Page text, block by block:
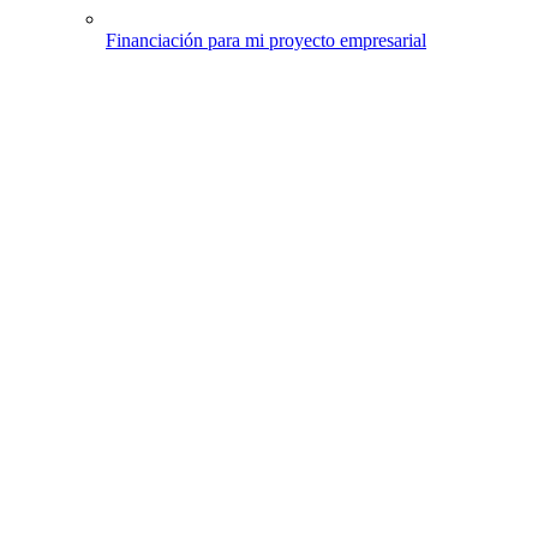
Financiación para mi proyecto empresarial